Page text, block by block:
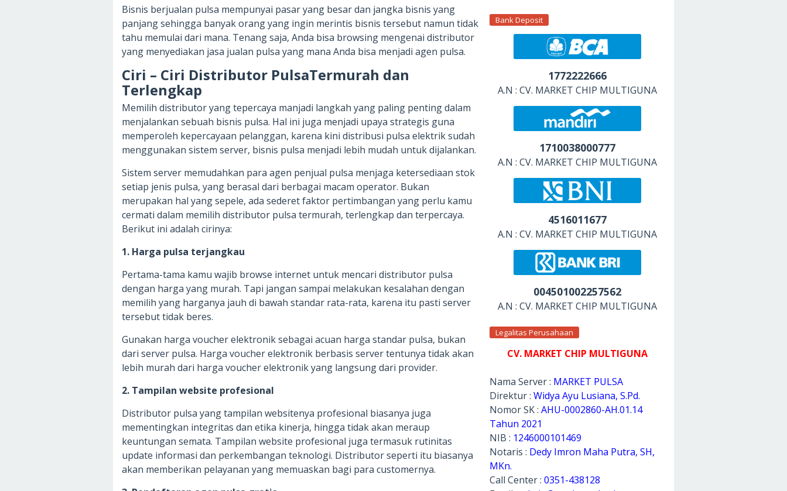
Bisnis berjualan pulsa mempunyai pasar yang besar dan jangka bisnis yang
panjang sehingga banyak orang yang ingin merintis bisnis tersebut namun tidak
tahu memulai dari mana. Tenang saja, Anda bisa browsing mengenai distributor
yang menyediakan jasa jualan pulsa yang mana Anda bisa menjadi agen pulsa.
Ciri – Ciri Distributor PulsaTermurah dan
Terlengkap
Memilih distributor yang tepercaya manjadi langkah yang paling penting dalam
menjalankan sebuah bisnis pulsa. Hal ini juga menjadi upaya strategis guna
memperoleh kepercayaan pelanggan, karena kini distribusi pulsa elektrik sudah
menggunakan sistem server, bisnis pulsa menjadi lebih mudah untuk dijalankan.
Sistem server memudahkan para agen penjual pulsa menjaga ketersediaan stok
setiap jenis pulsa, yang berasal dari berbagai macam operator. Bukan
merupakan hal yang sepele, ada sederet faktor pertimbangan yang perlu kamu
cermati dalam memilih distributor pulsa termurah, terlengkap dan terpercaya.
Berikut ini adalah cirinya:
1. Harga pulsa terjangkau
Pertama-tama kamu wajib browse internet untuk mencari distributor pulsa
dengan harga yang murah. Tapi jangan sampai melakukan kesalahan dengan
memilih yang harganya jauh di bawah standar rata-rata, karena itu pasti server
tersebut tidak beres.
Gunakan harga voucher elektronik sebagai acuan harga standar pulsa, bukan
dari server pulsa. Harga voucher elektronik berbasis server tentunya tidak akan
lebih murah dari harga voucher elektronik yang langsung dari provider.
2. Tampilan website profesional
Distributor pulsa yang tampilan websitenya profesional biasanya juga
mementingkan integritas dan etika kinerja, hingga tidak akan meraup
keuntungan semata. Tampilan website profesional juga termasuk rutinitas
update informasi dan perkembangan teknologi. Distributor seperti itu biasanya
akan memberikan pelayanan yang memuaskan bagi para customernya.
Bank Deposit
1772222666
A.N : CV. MARKET CHIP MULTIGUNA
1710038000777
A.N : CV. MARKET CHIP MULTIGUNA
4516011677
A.N : CV. MARKET CHIP MULTIGUNA
004501002257562
A.N : CV. MARKET CHIP MULTIGUNA
Legalitas Perusahaan
CV. MARKET CHIP MULTIGUNA
Nama Server : MARKET PULSA
Direktur : Widya Ayu Lusiana, S.Pd.
Nomor SK : AHU-0002860-AH.01.14
Tahun 2021
NIB : 1246000101469
Notaris : Dedy Imron Maha Putra, SH,
MKn.
Call Center : 0351-438128